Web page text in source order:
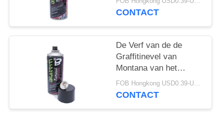
CONTACT
De Verf van de de
Graffitinevel van
Montana van het
kunstenaarsdiy 400ml
Aërosol
FOB Hongkong USD0.39-USD0.59 per piece MOQ:12000pcs/1000ctns
CONTACT